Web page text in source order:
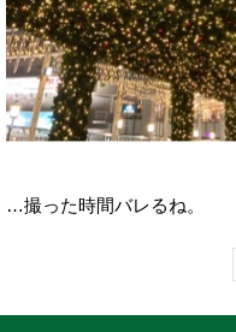
…撮った時間バレるね。